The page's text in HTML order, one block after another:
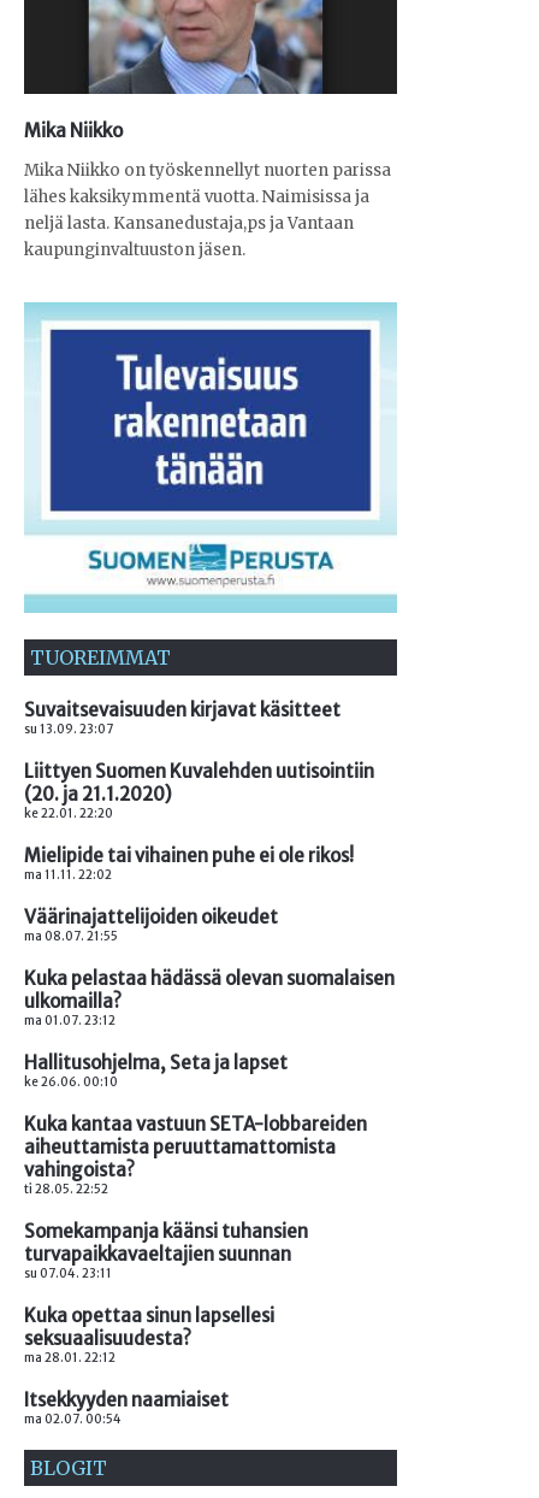
Mika Niikko
Mika Niikko on työskennellyt nuorten parissa
lähes kaksikymmentä vuotta. Naimisissa ja
neljä lasta. Kansanedustaja,ps ja Vantaan
kaupunginvaltuuston jäsen.
TUOREIMMAT
Suvaitsevaisuuden kirjavat käsitteet
su 13.09. 23:07
Liittyen Suomen Kuvalehden uutisointiin
(20. ja 21.1.2020)
ke 22.01. 22:20
Mielipide tai vihainen puhe ei ole rikos!
ma 11.11. 22:02
Väärinajattelijoiden oikeudet
ma 08.07. 21:55
Kuka pelastaa hädässä olevan suomalaisen
ulkomailla?
ma 01.07. 23:12
Hallitusohjelma, Seta ja lapset
ke 26.06. 00:10
Kuka kantaa vastuun SETA-lobbareiden
aiheuttamista peruuttamattomista
vahingoista?
ti 28.05. 22:52
Somekampanja käänsi tuhansien
turvapaikkavaeltajien suunnan
su 07.04. 23:11
Kuka opettaa sinun lapsellesi
seksuaalisuudesta?
ma 28.01. 22:12
Itsekkyyden naamiaiset
ma 02.07. 00:54
BLOGIT